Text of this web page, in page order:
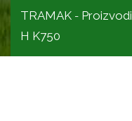
TRAMAK - Proizvodi
H K750